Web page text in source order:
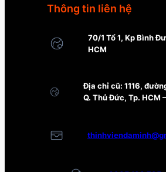
Thông tin liên hệ
70/1 Tổ 1, Kp Bình
HCM
Địa chỉ cũ: 1116,
Q. Thủ Đức, Tp. HCM